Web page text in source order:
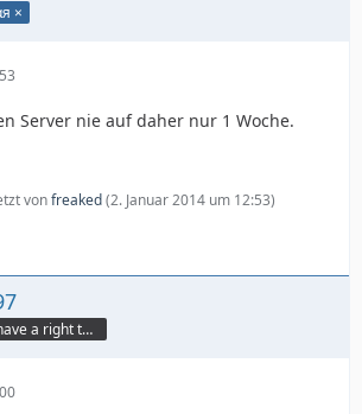
×
Server nie auf daher nur 1 Woche.
vonfreaked(2. Januar 2014 um 12:53)
All things have a right to grow